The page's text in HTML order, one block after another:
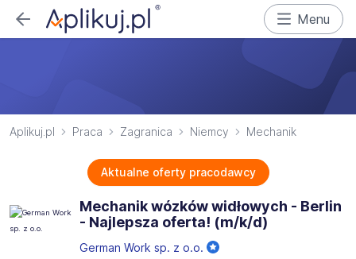
Menu
Aplikuj.pl Praca Zagranica Niemcy Mechanik
Aktualne oferty pracodawcy
Mechanik wózków widłowych - Berlin
- Najlepsza oferta! (m/k/d)
German Work sp. z o.o.